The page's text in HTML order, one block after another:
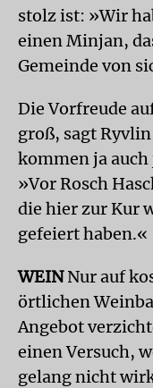
stolz ist: »Wir
einen Minjan,
Gemeinde von
Die Vorfreude
groß, sagt
kommen ja auch
»Vor Rosch
die hier zur Kur
gefeiert haben.«
WEINNur auf
örtlichen
Angebot
einen Versuch,
gelang nicht